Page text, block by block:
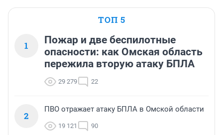
ТОП 5
1
Пожар и две беспилотные
опасности: как Омская область
пережила вторую атаку БПЛА
29 279 22
2
ПВО отражает атаку БПЛА в Омской области
19 121 90